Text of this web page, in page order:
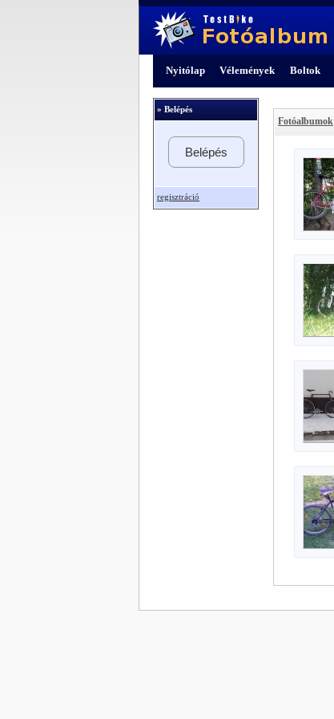
Nyitólap Vélemények Boltok
» Belépés
Belépés
regisztráció
Fotóalbumok